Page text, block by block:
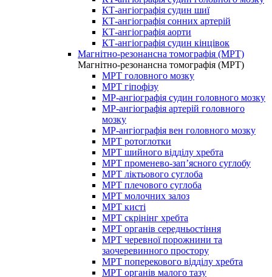
КТ-ангіографія судин шиї
КТ-ангіографія сонних артерій
КТ-ангіографія аорти
КТ-ангіографія судин кінцівок
Магнітно-резонансна томографія (МРТ)
Магнітно-резонансна томографія (МРТ)
МРТ головного мозку
МРТ гіпофізу
МР-ангіографія судин головного мозку
МР-ангіографія артерій головного
мозку
МР-ангіографія вен головного мозку
МРТ ротоглотки
МРТ шийного відділу хребта
МРТ променево-зап’ясного суглобу
МРТ ліктьового суглоба
МРТ плечового суглоба
МРТ молочних залоз
МРТ кисті
МРТ скрінінг хребта
МРТ органів середньостіння
МРТ черевної порожнини та
заочеревинного простору
МРТ поперекового відділу хребта
МРТ органів малого тазу